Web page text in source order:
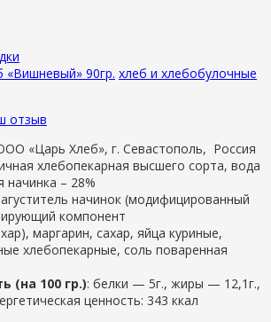
«Вишневый» 90гр. хлеб и хлебобулочные
отзыв
«Царь Хлеб», г. Севастополь, Россия
хлебопекарная высшего сорта, вода
начинка – 28%
начинок (модифицированный
компонент
маргарин, сахар, яйца куриные,
хлебопекарные, соль поваренная
(на 100 гр.): белки — 5г., жиры — 12,1г.,
ценность: 343 ккал